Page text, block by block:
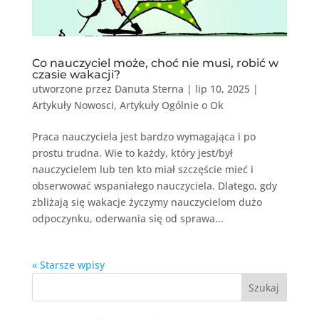
Co nauczyciel może, choć nie musi, robić w
czasie wakacji?
utworzone przez Danuta Sterna | lip 10, 2025|
Artykuły Nowosci, Artykuły Ogólnie o Ok
Praca nauczyciela jest bardzo wymagająca i po
prostu trudna. Wie to każdy, który jest/był
nauczycielem lub ten kto miał szczęście mieć i
obserwować wspaniałego nauczyciela. Dlatego, gdy
zbliżają się wakacje życzymy nauczycielom dużo
odpoczynku, oderwania się od sprawa...
« Starsze wpisy
Szukaj